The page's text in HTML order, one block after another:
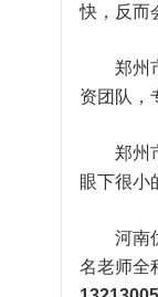
快，反而
郑州市
资团队，
郑州市
眼下很小
河南
名老师全